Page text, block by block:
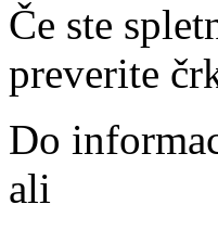
Če ste
preverite
Do
ali